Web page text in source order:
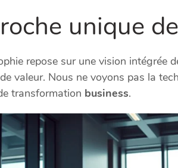
unique
repose sur une vision intégrée
valeur. Nous ne voyons pas la
transformation business.